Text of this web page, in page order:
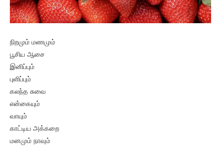
நிறமும் மணமும்
பூசிய ஆசை
இனிப்பும்
புளிப்பும்
கலந்த சுவை
என்கையும்
வாயும்
காட்டிய அக்கறை
மனமும் நாவும்